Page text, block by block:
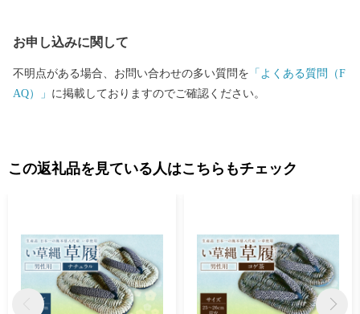
お申し込みに関して
不明点がある場合、お問い合わせの多い質問を 「よくある質問（F
AQ）」 に掲載しておりますのでご確認ください。
この返礼品を見ている人はこちらもチェック